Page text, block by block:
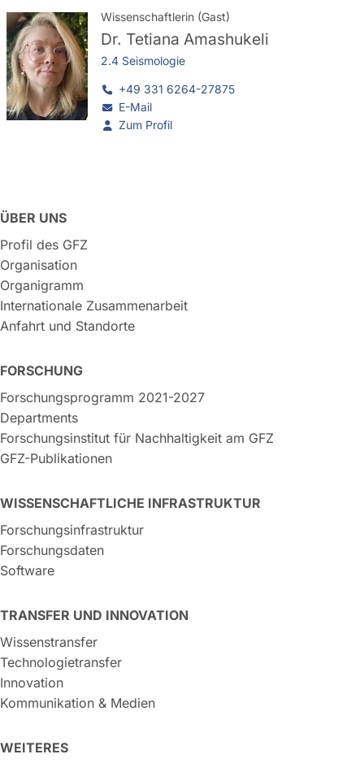
Wissenschaftlerin (Gast)
Dr. Tetiana Amashukeli
2.4 Seismologie
+49 331 6264-27875
E-Mail
Zum Profil
ÜBER UNS
Profil des GFZ
Organisation
Organigramm
Internationale Zusammenarbeit
Anfahrt und Standorte
FORSCHUNG
Forschungsprogramm 2021-2027
Departments
Forschungsinstitut für Nachhaltigkeit am GFZ
GFZ-Publikationen
WISSENSCHAFTLICHE INFRASTRUKTUR
Forschungsinfrastruktur
Forschungsdaten
Software
TRANSFER UND INNOVATION
Wissenstransfer
Technologietransfer
Innovation
Kommunikation & Medien
WEITERES